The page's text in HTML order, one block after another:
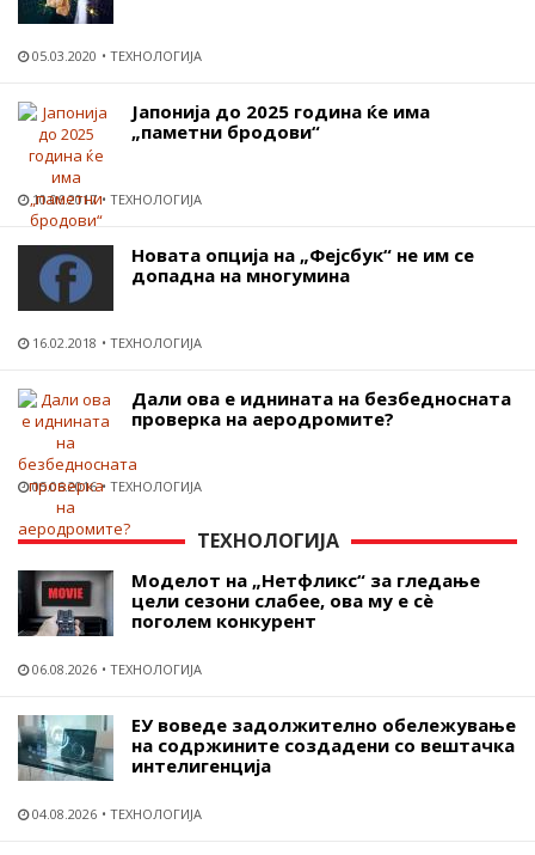
05.03.2020 ТЕХНОЛОГИЈА
Јапонија до 2025 година ќе има
„паметни бродови“
10.06.2017 ТЕХНОЛОГИЈА
Новата опција на „Фејсбук“ не им се
допадна на многумина
16.02.2018 ТЕХНОЛОГИЈА
Дали ова е иднината на безбедносната
проверка на аеродромите?
05.06.2016 ТЕХНОЛОГИЈА
ТЕХНОЛОГИЈА
Моделот на „Нетфликс“ за гледање
цели сезони слабее, ова му е сѐ
поголем конкурент
06.08.2026 ТЕХНОЛОГИЈА
ЕУ воведе задолжително обележување
на содржините создадени со вештачка
интелигенција
04.08.2026 ТЕХНОЛОГИЈА